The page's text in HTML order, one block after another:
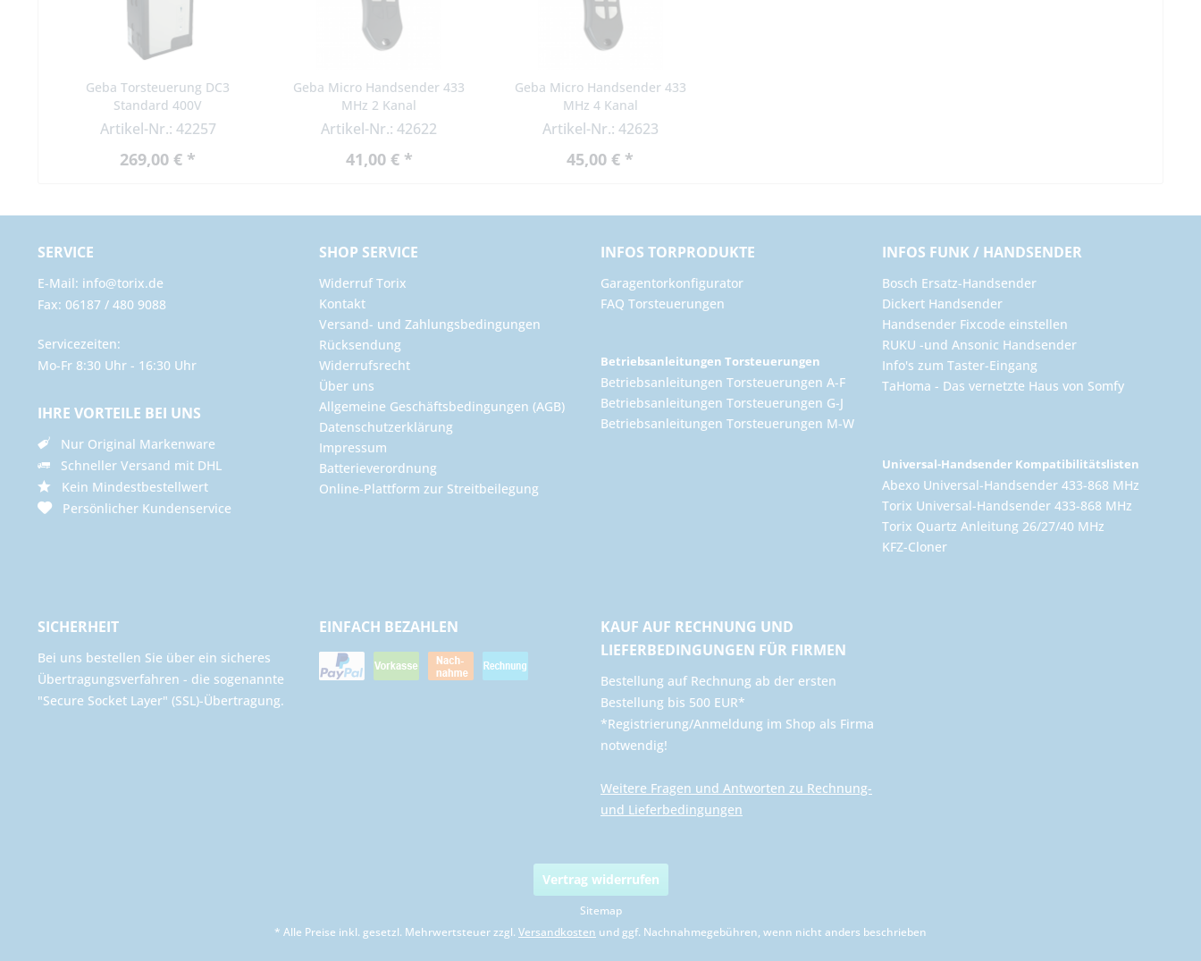
Geba Torsteuerung DC3
Standard 400V
Artikel-Nr.: 42257
269,00 € *
Geba Micro Handsender 433
MHz 2 Kanal
Artikel-Nr.: 42622
41,00 € *
Geba Micro Handsender 433
MHz 4 Kanal
Artikel-Nr.: 42623
45,00 € *
SERVICE
E-Mail: info@torix.de
Fax: 06187 / 480 9088
Servicezeiten:
Mo-Fr 8:30 Uhr - 16:30 Uhr
IHRE VORTEILE BEI UNS
Nur Original Markenware
Schneller Versand mit DHL
Kein Mindestbestellwert
Persönlicher Kundenservice
SHOP SERVICE
Widerruf Torix
Kontakt
Versand- und Zahlungsbedingungen
Rücksendung
Widerrufsrecht
Über uns
Allgemeine Geschäftsbedingungen (AGB)
Datenschutzerklärung
Impressum
Batterieverordnung
Online-Plattform zur Streitbeilegung
INFOS TORPRODUKTE
Garagentorkonfigurator
FAQ Torsteuerungen
Betriebsanleitungen Torsteuerungen
Betriebsanleitungen Torsteuerungen A-F
Betriebsanleitungen Torsteuerungen G-J
Betriebsanleitungen Torsteuerungen M-W
INFOS FUNK / HANDSENDER
Bosch Ersatz-Handsender
Dickert Handsender
Handsender Fixcode einstellen
RUKU -und Ansonic Handsender
Info's zum Taster-Eingang
TaHoma - Das vernetzte Haus von Somfy
Universal-Handsender Kompatibilitätslisten
Abexo Universal-Handsender 433-868 MHz
Torix Universal-Handsender 433-868 MHz
Torix Quartz Anleitung 26/27/40 MHz
KFZ-Cloner
SICHERHEIT
Bei uns bestellen Sie über ein sicheres
Übertragungsverfahren - die sogenannte
"Secure Socket Layer" (SSL)-Übertragung.
EINFACH BEZAHLEN
KAUF AUF RECHNUNG UND
LIEFERBEDINGUNGEN FÜR FIRMEN
​Bestellung auf Rechnung ab der ersten
Bestellung bis 500 EUR*
*Registrierung/Anmeldung im Shop als Firma
notwendig!
Weitere Fragen und Antworten zu Rechnung-
und Lieferbedingungen
Vertrag widerrufen
Sitemap
* Alle Preise inkl. gesetzl. Mehrwertsteuer zzgl. Versandkosten und ggf. Nachnahmegebühren, wenn nicht anders beschrieben